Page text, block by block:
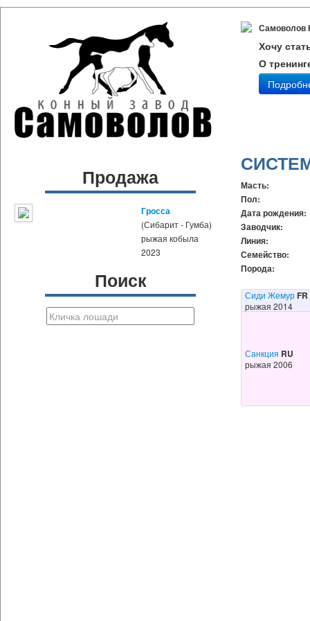
Самоволов
Хочу
О
Продажа
Гросса
(Сибарит - Гумба)
рыжая кобыла
2023
Поиск
Масть:
Пол:
Дата рождения:
Заводчик:
Линия:
Семейство:
Порода:
Сиди ЖемурFR
рыжая 2014
Санкция RU
рыжая 2006